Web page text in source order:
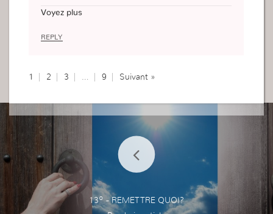
n vain mais je vais m’en emparer du royaume des
Voyez plus
REPLY
1 2 3 … 9 Suivant »
13º - REMETTRE QUOI?